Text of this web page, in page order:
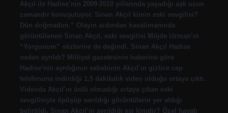
Akçıl ile Hadise’nin 2009-2010 yıllarında yaşadığı aşk uzun
zamandır konuşuluyor. Sinan Akçıl kimin eski sevgilisi?
Dün doğmadım.” Olayın ardından havalimanında
görüntülenen Sinan Akçıl, eski sevgilisi Müjde Uzman’ın
“Yorgunum” sözlerine de değindi. Sinan Akçıl Hadise
neden ayrıldı? Milliyet gazetesinin haberine göre
Hadise’nin ayrılığının sebebinin Akçıl’ın gizlice cep
telefonuna indirdiği 1,5 dakikalık video olduğu ortaya çıktı.
Videoda Akçıl’ın ünlü olmadığı ortaya çıkan eski
sevgilisiyle öpüşüp sarıldığı görüntülerin yer aldığı
belirtildi. Sinan Akçıl’ın ayrıldığı eşi kimdir? Özel hayatı